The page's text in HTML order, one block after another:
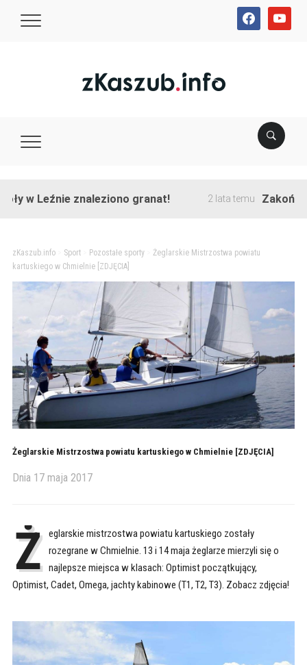
facebookyoutube
Leźnie znaleziono granat! 2 lata temu Zakończono
zKaszub.info> Sport> Pozostałe sporty> Żeglarskie Mistrzostwa powiatu
kartuskiego w Chmielnie [ZDJĘCIA]
Żeglarskie Mistrzostwa powiatu kartuskiego w Chmielnie [ZDJĘCIA]
Dnia 17 maja 2017
Ż eglarskie mistrzostwa powiatu kartuskiego zostały
rozegrane w Chmielnie. 13 i 14 maja żeglarze mierzyli się o
najlepsze miejsca w klasach: Optimist początkujący,
Optimist, Cadet, Omega, jachty kabinowe (T1, T2, T3). Zobacz zdjęcia!